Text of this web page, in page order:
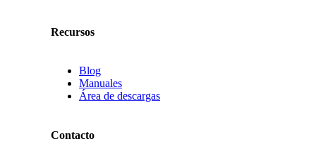
Recursos
Blog
Manuales
Área de descargas
Contacto